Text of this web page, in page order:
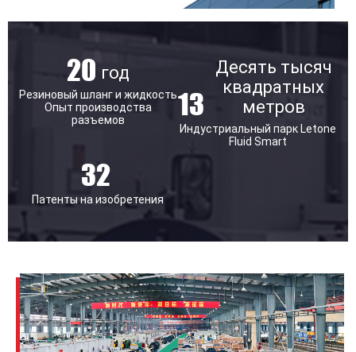
20 год
Резиновый шланг и жидкость
Опыт производства
разъемов
13
Десять тысяч
квадратных
метров
Индустриальный парк Letone
Fluid Smart
32
Патенты на изобретения